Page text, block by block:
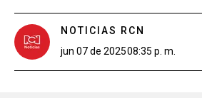
NOTICIAS RCN
jun 07 de 202508:35 p. m.